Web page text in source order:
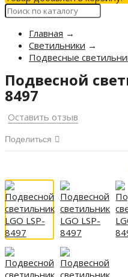
Главная →
Светильники →
Подвесные
Подвесной
8497
Оставить отзыв
Поделиться